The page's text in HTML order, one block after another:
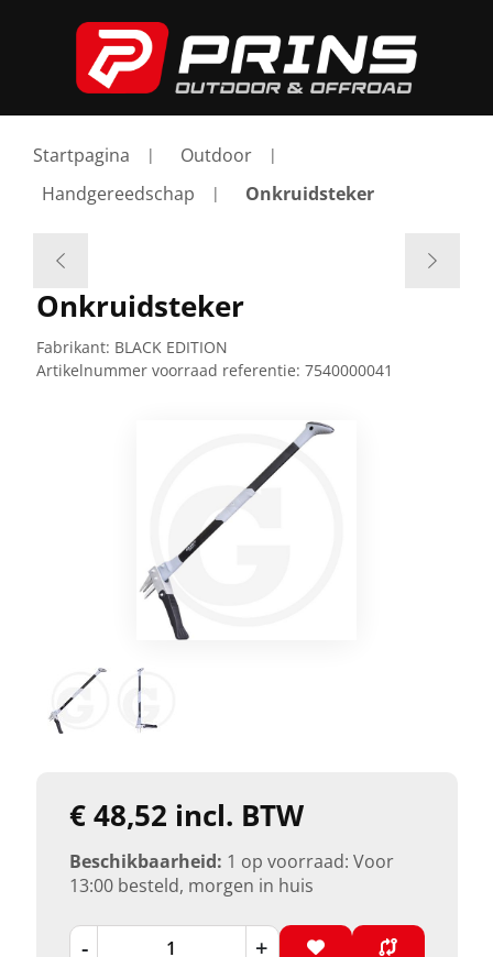
Startpagina
Outdoor
Handgereedschap
Onkruidsteker
Onkruidsteker
Fabrikant: BLACK EDITION
Artikelnummer voorraad referentie: 7540000041
€ 48,52 incl. BTW
Beschikbaarheid: 1 op voorraad: Voor
13:00 besteld, morgen in huis
- +